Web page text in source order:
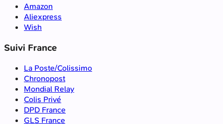
Amazon
Aliexpress
Wish
Suivi France
La Poste/Colissimo
Chronopost
Mondial Relay
Colis Privé
DPD France
GLS France